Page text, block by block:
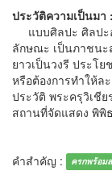
ประวัติความเป็นมา :
แบบศิลปะ ศิลปะ
ลักษณะ เป็นภาชนะ
ยาวเป็นวงรี ประโ
หรือต้องการทำให้ล
ประวัติ พระครุวิเชีย
สถานที่จัดแสดง พิพิ
คำสำคัญ : ครกพร้อม